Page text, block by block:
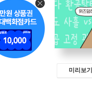
미리보기